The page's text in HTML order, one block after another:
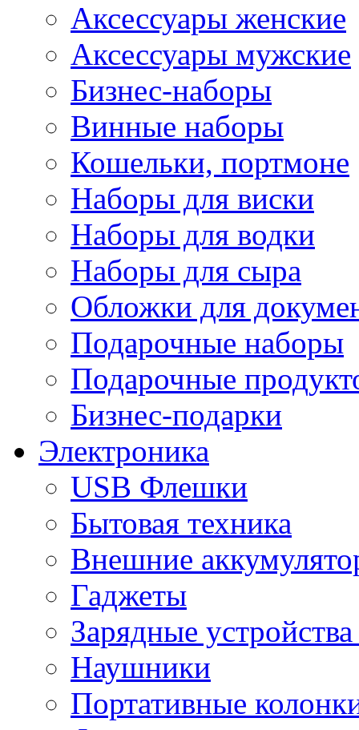
Аксессуары женские
Аксессуары мужские
Бизнес-наборы
Винные наборы
Кошельки, портмоне
Наборы для виски
Наборы для водки
Наборы для сыра
Обложки для
Подарочные наборы
Подарочные
Бизнес-подарки
Электроника
USB Флешки
Бытовая техника
Внешние
Гаджеты
Зарядные
Наушники
Портативные